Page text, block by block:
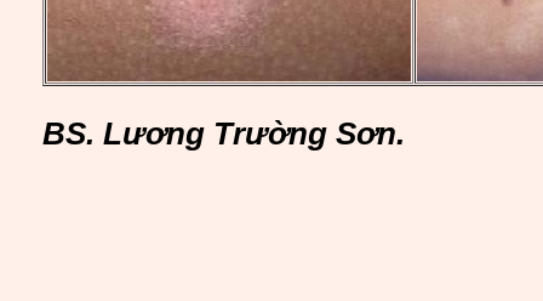
BS. Lương Trường Sơn.